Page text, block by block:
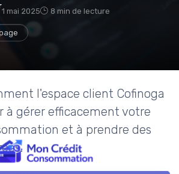
1 mai 2025 8 min de lecture
l'espace client Cofinoga
à gérer efficacement votre
et à prendre des